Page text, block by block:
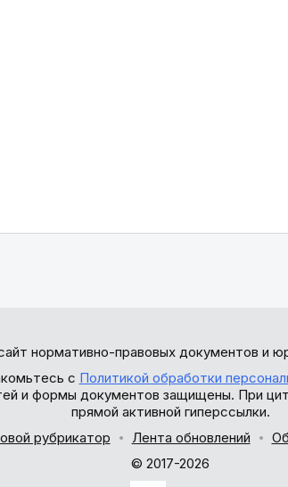
нормативно-правовых документов и
с Политикой обработки
и формы документов защищены. При
прямой активной гиперссылки.
рубрикатор
Лента обновлений
© 2017-2026